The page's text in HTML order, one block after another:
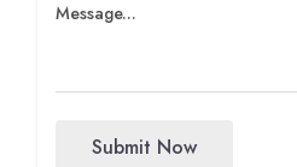
Submit Now